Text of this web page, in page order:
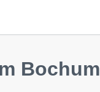
Bochum